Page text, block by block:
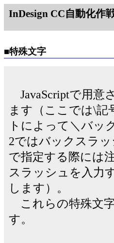
InDesign CC自動化作
■特殊文字
JavaScriptで用意
ます（ここでは\
トによって＼バッ
2ではバックスラ
で指定する際には
スラッシュを入力
します）。
これらの特殊文
す。